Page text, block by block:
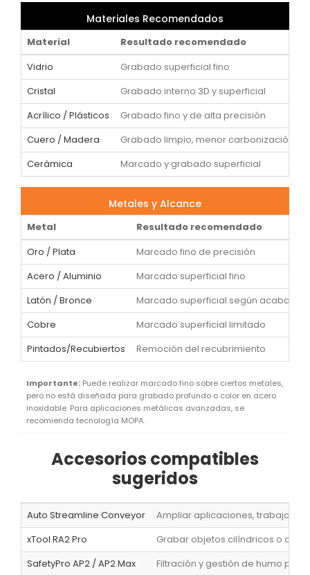
Materiales Recomendados
Material
Resultado recomendado
Vidrio
Grabado superficial fino
Cristal
Grabado interno 3D y superficial
Acrílico / Plásticos
Grabado fino y de alta precisión
Cuero / Madera
Grabado limpio, menor carbonización
Cerámica
Marcado y grabado superficial
Metales y Alcance
Metal
Resultado recomendado
Oro / Plata
Marcado fino de precisión
Acero / Aluminio
Marcado superficial fino
Latón / Bronce
Marcado superficial según acabado
Cobre
Marcado superficial limitado
Pintados/Recubiertos
Remoción del recubrimiento
Importante:Puede realizar marcado fino sobre ciertos metales,
pero no está diseñada para grabado profundo o color en acero
inoxidable. Para aplicaciones metálicas avanzadas, se
recomienda tecnología MOPA.
Accesorios compatibles
sugeridos
Auto Streamline Conveyor
Ampliar aplicaciones, trabajar
xTool RA2 Pro
Grabar objetos cilíndricos o
SafetyPro AP2 / AP2 Max
Filtración y gestión de humo